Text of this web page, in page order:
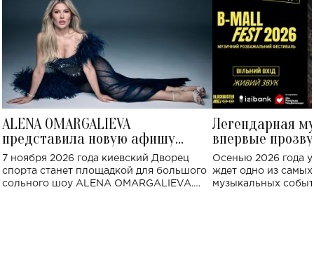
ALENA OMARGALIEVA
представила новую афишу
большого концерта во Дворце
спорта
7 ноября 2026 года киевский Дворец
спорта станет площадкой для большого
сольного шоу ALENA OMARGALIEVA.
Легендарная
впервые
Украине: где
Осенью 2026 года
ждет одно из
музыкальных